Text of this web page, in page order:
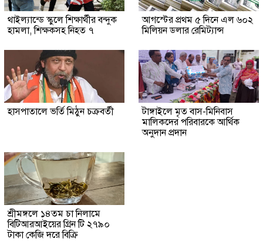
থাইল্যান্ডে স্কুলে শিক্ষার্থীর বন্দুক
হামলা, শিক্ষকসহ নিহত ৭
আগস্টের প্রথম ৫ দিনে এল ৬০২
মিলিয়ন ডলার রেমিট্যান্স
হাসপাতালে ভর্তি মিঠুন চক্রবর্তী
টাঙ্গাইলে মৃত বাস-মিনিবাস
মালিকদের পরিবারকে আর্থিক
অনুদান প্রদান
শ্রীমঙ্গলে ১৪তম চা নিলামে
বিটিআরআইয়ের গ্রিন টি ২৭৯০
টাকা কেজি দরে বিক্রি